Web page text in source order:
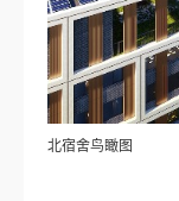
北宿舍鸟瞰图